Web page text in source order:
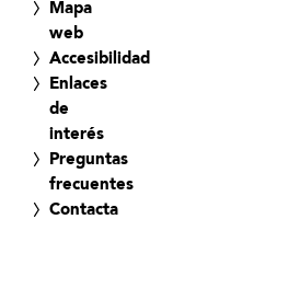
Mapa
web
Accesibilidad
Enlaces
de
interés
Preguntas
frecuentes
Contacta